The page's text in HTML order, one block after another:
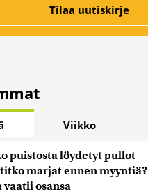
Viikko
puistosta löydetyt pullot
marjat ennen myyntiä?
osansa